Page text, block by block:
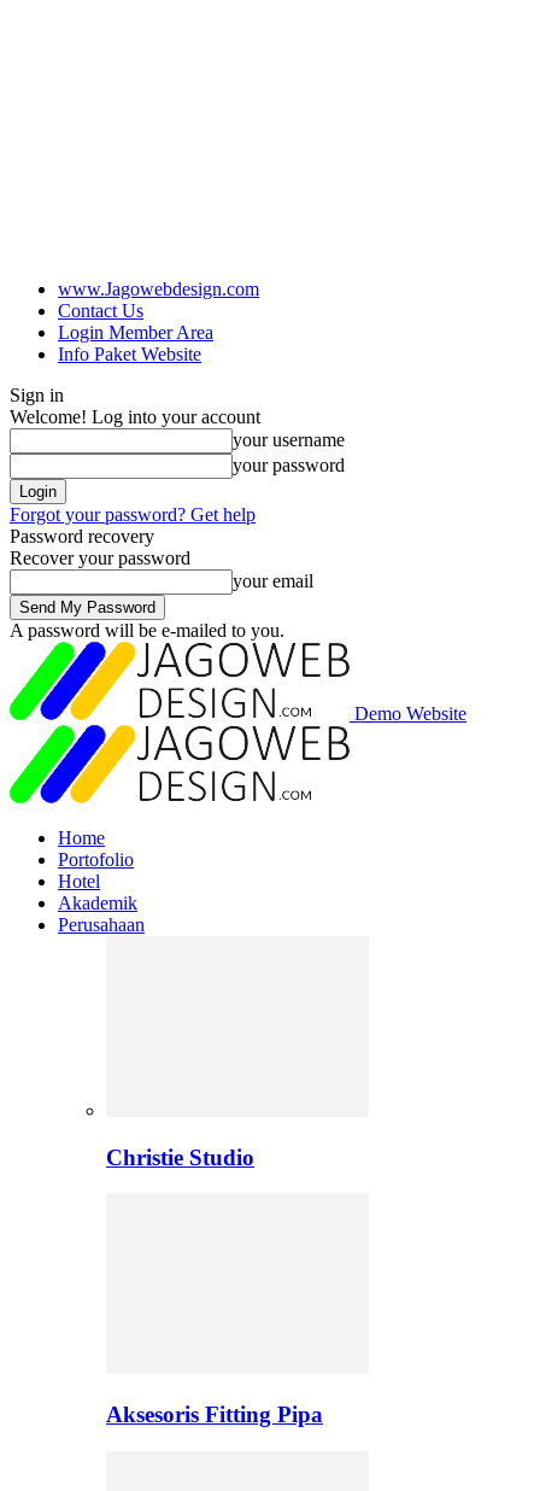
www.Jagowebdesign.com
Contact Us
Login Member Area
Info Paket Website
Sign in
Welcome! Log into your account
your username
your password
Forgot your password? Get help
Password recovery
Recover your password
your email
A password will be e-mailed to you.
Demo Website
Home
Portofolio
Hotel
Akademik
Perusahaan
Christie Studio
Aksesoris Fitting Pipa